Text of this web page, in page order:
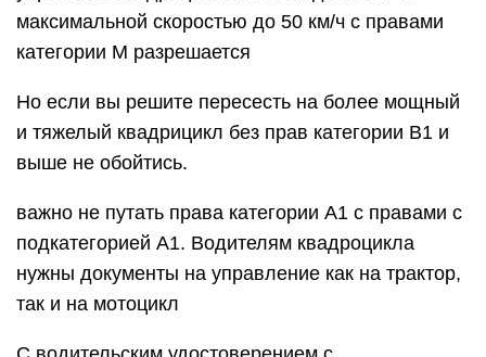
максимальной скоростью до 50 км/ч с правами
категории М разрешается
Но если вы решите пересесть на более мощный
и тяжелый квадрицикл без прав категории В1 и
выше не обойтись.
важно не путать права категории А1 с правами с
подкатегорией А1. Водителям квадроцикла
нужны документы на управление как на трактор,
так и на мотоцикл